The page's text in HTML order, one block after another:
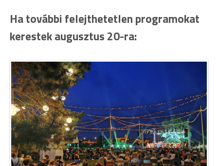
Ha további felejthetetlen programokat
kerestek augusztus 20-ra: